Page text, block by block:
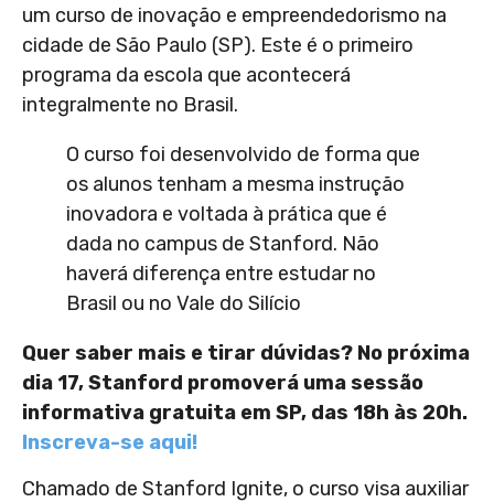
um curso de inovação e empreendedorismo na
cidade de São Paulo (SP). Este é o primeiro
programa da escola que acontecerá
integralmente no Brasil.
O curso foi desenvolvido de forma que
os alunos tenham a mesma instrução
inovadora e voltada à prática que é
dada no campus de Stanford. Não
haverá diferença entre estudar no
Brasil ou no Vale do Silício
Quer saber mais e tirar dúvidas? No próxima
dia 17, Stanford promoverá uma sessão
informativa gratuita em SP, das 18h às 20h.
Inscreva-se aqui!
Chamado de Stanford Ignite, o curso visa auxiliar